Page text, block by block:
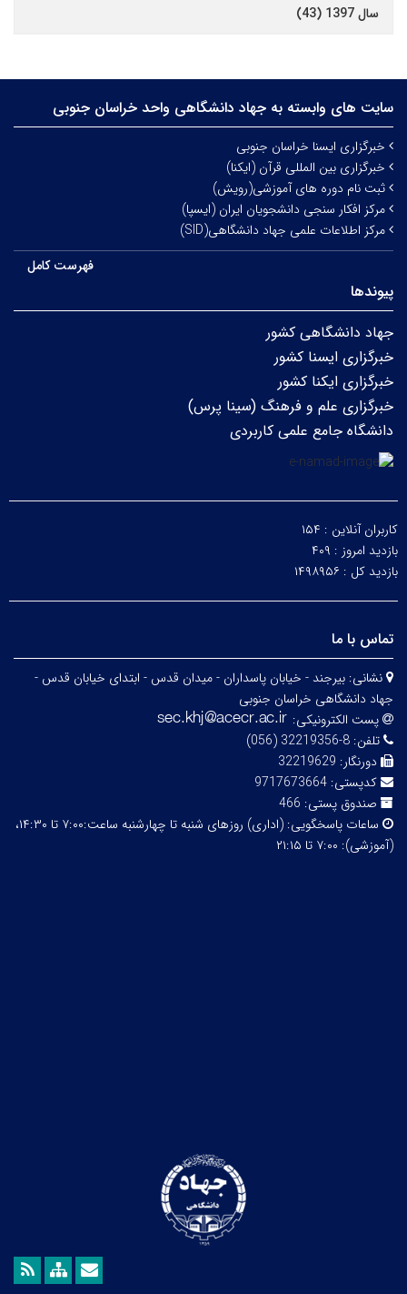
سال 1397 (43)
سایت های وابسته به جهاد دانشگاهی واحد خراسان جنوبی
خبرگزاری ایسنا خراسان جنوبی
خبرگزاری بین المللی قرآن (ایکنا)
ثبت نام دوره های آموزشی(رویش)
مرکز افکار سنجی دانشجویان ایران (ایسپا)
مرکز اطلاعات علمی جهاد دانشگاهی(SID)
فهرست کامل
پیوندها
جهاد دانشگاهی کشور
خبرگزاری ایسنا کشور
خبرگزاری ایکنا کشور
خبرگزاری علم و فرهنگ (سینا پرس)
دانشگاه جامع علمی کاربردی
کاربران آنلاین : ۱۵۴
بازدید امروز : ۴۰۹
بازدید کل : ۱۴۹۸۹۵۶
تماس با ما
نشانی: بیرجند - خیابان پاسداران - میدان قدس - ابتدای خیابان قدس -
جهاد دانشگاهی خراسان جنوبی
پست الکترونیکی:
تلفن: 8-32219356 (056)
دورنگار: 32219629
کدپستی: 9717673664
صندوق پستی: 466
ساعات پاسخگویی:
(اداری) روزهای شنبه تا چهارشنبه ساعت:۷:۰۰ تا ۱۴:۳۰،
(آموزشی): ۷:۰۰ تا ۲۱:۱۵